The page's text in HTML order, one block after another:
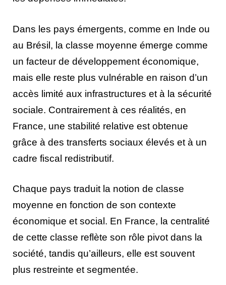
Dans les pays émergents, comme en Inde ou
au Brésil, la classe moyenne émerge comme
un facteur de développement économique,
mais elle reste plus vulnérable en raison d’un
accès limité aux infrastructures et à la sécurité
sociale. Contrairement à ces réalités, en
France, une stabilité relative est obtenue
grâce à des transferts sociaux élevés et à un
cadre fiscal redistributif.
Chaque pays traduit la notion de classe
moyenne en fonction de son contexte
économique et social. En France, la centralité
de cette classe reflète son rôle pivot dans la
société, tandis qu’ailleurs, elle est souvent
plus restreinte et segmentée.